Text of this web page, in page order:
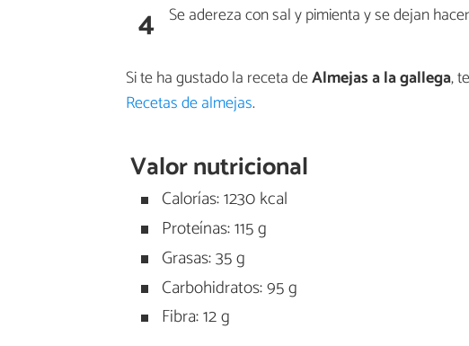
4 Se adereza con sal y pimienta y se dejan
Si te ha gustado la receta deAlmejas a la gallega,
Recetas de almejas.
Valor nutricional
Calorías: 1230 kcal
Proteínas: 115 g
Grasas: 35 g
Carbohidratos: 95 g
Fibra: 12 g